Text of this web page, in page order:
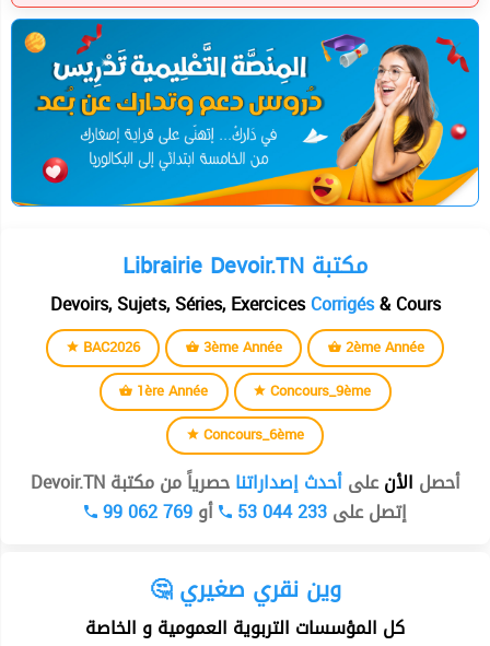
Librairie Devoir.TN مكتبة
Devoirs, Sujets, Séries, ExercicesCorrigés& Cours
BAC2026 3ème Année
2ème Année
1ère Année
Concours_9ème
Concours_6ème
أحصل الأنعلىأحدث إصداراتناحصرياً من مكتبة Devoir.TN
إتصل على53 044 233 أو99 062 769
🤔 وين نقري صغيري
كل المؤسسات التربوية العمومية و الخاصة